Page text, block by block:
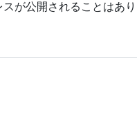
スが公開されることはあり